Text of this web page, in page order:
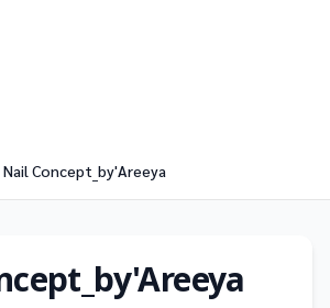
Nail Concept_by'Areeya